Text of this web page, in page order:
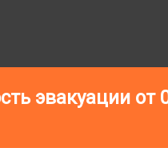
эвакуации от